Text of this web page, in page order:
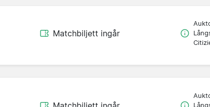
Matchbiljett ingår